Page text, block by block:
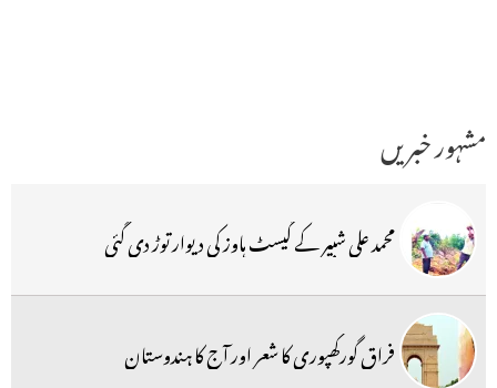
مشہور خبریں
محمد علی شبیر کے گیسٹ ہاوز کی دیوار توڑ دی گئی
فراق گورکھپوری کا شعر اور آج کا ہندوستان